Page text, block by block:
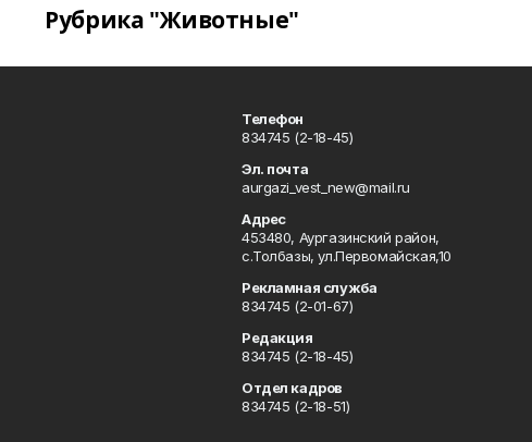
Рубрика "Животные"
Телефон
834745 (2-18-45)
Эл. почта
aurgazi_vest_new@mail.ru
Адрес
453480, Аургазинский район,
с.Толбазы, ул.Первомайская,10
Рекламная служба
834745 (2-01-67)
Редакция
834745 (2-18-45)
Отдел кадров
834745 (2-18-51)